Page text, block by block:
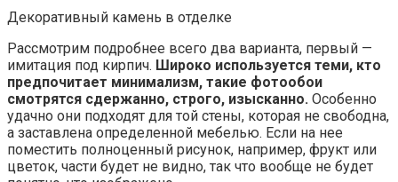
Декоративный камень в отделке
Рассмотрим подробнее всего два варианта, первый —
имитация под кирпич. Широко используется теми, кто
предпочитает минимализм, такие фотообои
смотрятся сдержанно, строго, изысканно. Особенно
удачно они подходят для той стены, которая не свободна,
а заставлена определенной мебелью. Если на нее
поместить полноценный рисунок, например, фрукт или
цветок, части будет не видно, так что вообще не будет